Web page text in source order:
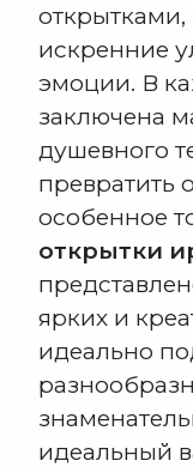
искренние
эмоции. В
заключена
душевного
превратить
особенное
открытки
ярких и
идеально
идеальный